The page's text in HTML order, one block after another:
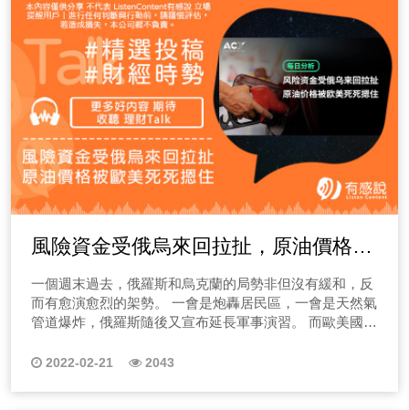
風險資金受俄烏來回拉扯，原油價格被
歐美死死摁住
一個週末過去，俄羅斯和烏克蘭的局勢非但沒有緩和，反
而有愈演愈烈的架勢。 一會是炮轟居民區，一會是天然氣
管道爆炸，俄羅斯隨後又宣布延長軍事演習。 而歐美國家
真打得起來，市場中的恐慌情緒早已拉滿了。
2022-02-21 2043